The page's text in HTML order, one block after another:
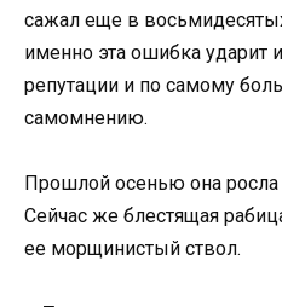
сажал еще в
именно эта ошибка ударит
репутации и по самому
самомнению.
Прошлой осенью она росла
Сейчас же блестящая
ее морщинистый ствол.